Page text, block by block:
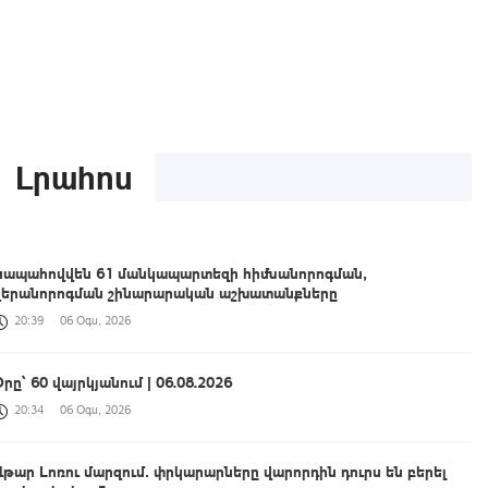
Լրահոս
61 մանկապարտեզի հիմնանորոգման,
շինարարական աշխատանքները
20:39 06 Օգս, 2026
60 վայրկյանում | 06.08.2026
20:34 06 Օգս, 2026
Լոռու մարզում․ փրկարարները վարորդին դուրս են բերել